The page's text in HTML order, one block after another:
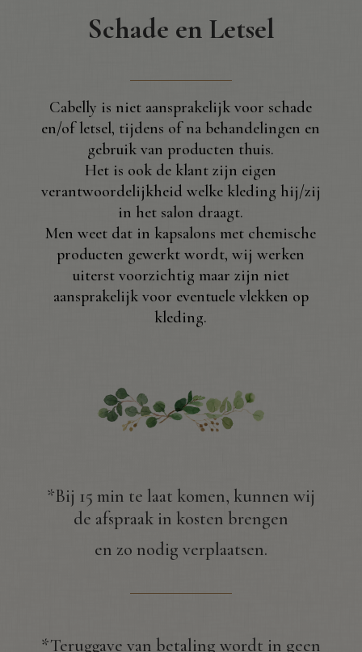
Schade en Letsel
Cabelly is niet aansprakelijk voor schade
en/of letsel, tijdens of na behandelingen en
gebruik van producten thuis.
Het is ook de klant zijn eigen
verantwoordelijkheid welke kleding hij/zij
in het salon draagt.
Men weet dat in kapsalons met chemische
producten gewerkt wordt, wij werken
uiterst voorzichtig maar zijn niet
aansprakelijk voor eventuele vlekken op
kleding.
*Bij 15 min te laat komen, kunnen wij
de afspraak in kosten brengen
en zo nodig verplaatsen.
*Teruggave van betaling wordt in geen